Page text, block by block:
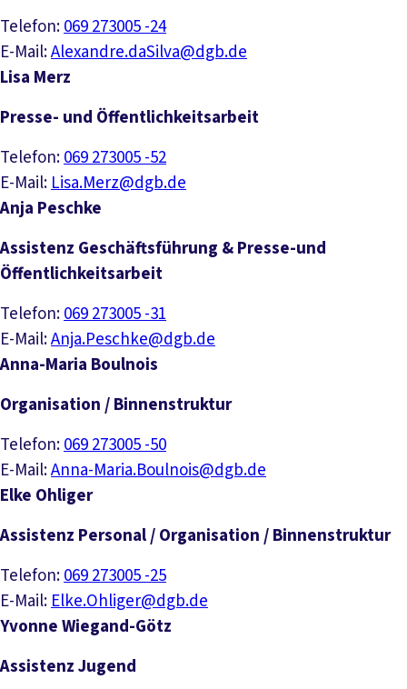
Telefon:069 273005 -24
E-Mail:Alexandre.daSilva@dgb.de
Lisa Merz
Presse- und Öffentlichkeitsarbeit
Telefon:069 273005 -52
E-Mail:Lisa.Merz@dgb.de
Anja Peschke
Assistenz Geschäftsführung & Presse-und
Öffentlichkeitsarbeit
Telefon:069 273005 -31
E-Mail:Anja.Peschke@dgb.de
Anna-Maria Boulnois
Organisation / Binnenstruktur
Telefon:069 273005 -50
E-Mail:Anna-Maria.Boulnois@dgb.de
Elke Ohliger
Assistenz Personal / Organisation / Binnenstruktur
Telefon:069 273005 -25
E-Mail:Elke.Ohliger@dgb.de
Yvonne Wiegand-Götz
Assistenz Jugend